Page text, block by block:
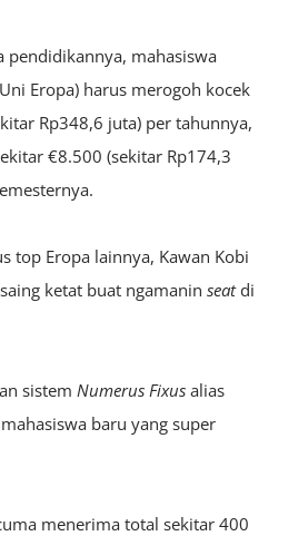
pendidikannya, mahasiswa
Eropa) harus merogoh kocek
Rp348,6 juta) per tahunnya,
€8.500 (sekitar Rp174,3
top Eropa lainnya, Kawan Kobi
ketat buat ngamanin seatdi
sistem Numerus Fixus alias
baru yang super
menerima total sekitar 400